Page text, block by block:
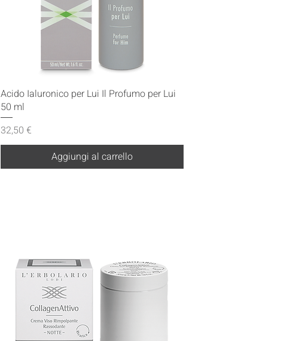
Vista rapida
Acido Ialuronico per Lui Il Profumo per Lui
50 ml
Prezzo
32,50 €
Aggiungi al carrello